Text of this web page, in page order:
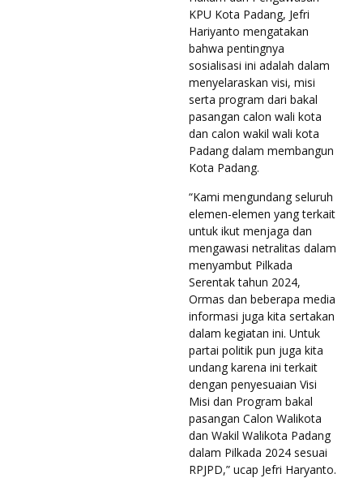
KPU Kota Padang, Jefri
Hariyanto mengatakan
bahwa pentingnya
sosialisasi ini adalah dalam
menyelaraskan visi, misi
serta program dari bakal
pasangan calon wali kota
dan calon wakil wali kota
Padang dalam membangun
Kota Padang.
“Kami mengundang seluruh
elemen-elemen yang terkait
untuk ikut menjaga dan
mengawasi netralitas dalam
menyambut Pilkada
Serentak tahun 2024,
Ormas dan beberapa media
informasi juga kita sertakan
dalam kegiatan ini. Untuk
partai politik pun juga kita
undang karena ini terkait
dengan penyesuaian Visi
Misi dan Program bakal
pasangan Calon Walikota
dan Wakil Walikota Padang
dalam Pilkada 2024 sesuai
RPJPD,” ucap Jefri Haryanto.